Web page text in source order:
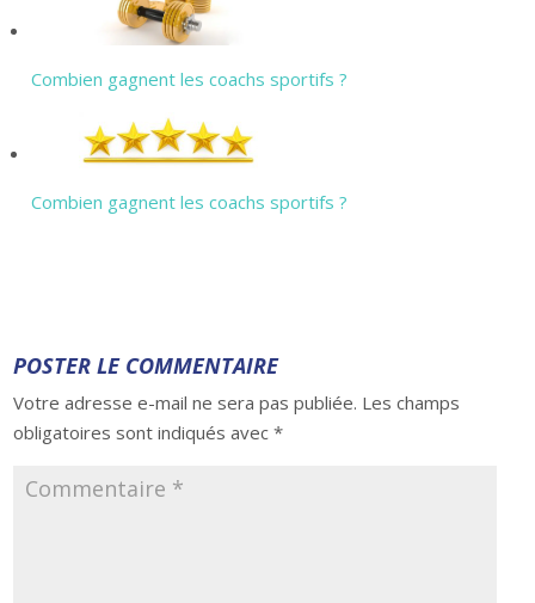
Combien gagnent les coachs sportifs ?
Combien gagnent les coachs sportifs ?
POSTER LE COMMENTAIRE
Votre adresse e-mail ne sera pas publiée. Les champs
obligatoires sont indiqués avec*